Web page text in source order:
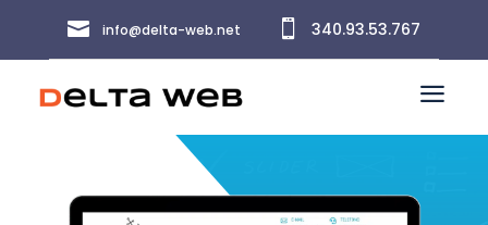
a
 info@delta-web.net  340.93.53.767